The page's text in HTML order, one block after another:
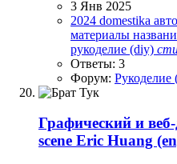
3 Янв 2025
2024 domestika
материалы
рукоделие (diy)
Ответы: 3
Форум:
Графический и
scene Eric Huang